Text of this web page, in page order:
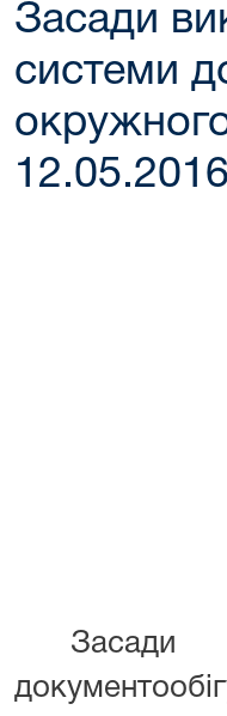
Засади
системи
12.05.2016
Засади